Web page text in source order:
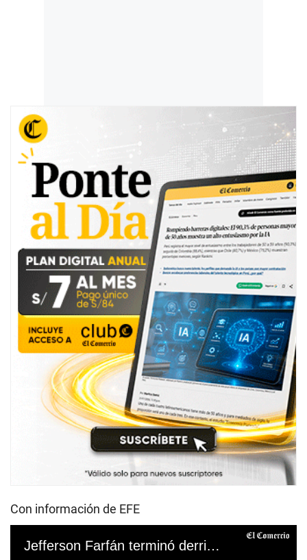
Con información de EFE
Jefferson Farfán terminó derribando mesa en entrevista con Giselo